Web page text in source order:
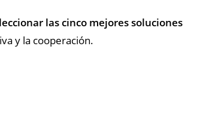
las cinco mejores soluciones
y la cooperación.